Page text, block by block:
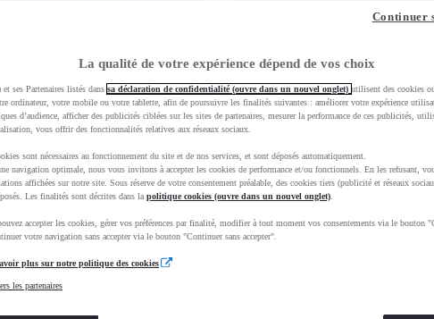
dès que
ou de réessayer
La qualité de votre expérience dépend de vos choix
et ses Partenaires listés dans sa déclaration de confidentialité (ouvre dans un nouvel onglet) utilisent des cookies
ordinateur, votre mobile ou votre tablette, afin de poursuivre les finalités suivantes : améliorer votre expérience
d’audience, afficher des publicités ciblées sur les sites de partenaires, mesurer la performance de ces publicités,
vous offrir des fonctionnalités relatives aux réseaux sociaux.
sont nécessaires au fonctionnement du site et de nos services, et sont déposés automatiquement.
navigation optimale, nous vous invitons à accepter les cookies de performance et/ou fonctionnels. En les refusant,
affichées sur notre site. Sous réserve de votre consentement préalable, des cookies tiers (publicité et réseaux
Les finalités sont décrites dans la politique cookies (ouvre dans un nouvel onglet)
accepter les cookies, gérer vos préférences par finalité, modifier à tout moment vos consentements via le bouton
votre navigation sans accepter via le bouton "Continuer sans accepter".
plus sur notre politique des cookies
les partenaires
Continuer